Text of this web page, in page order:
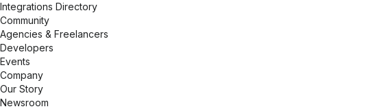
Integrations Directory
Community
Agencies & Freelancers
Developers
Events
Company
Our Story
Newsroom